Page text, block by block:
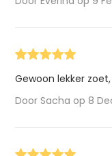
Gewoon lekker
Door Sacha op 8